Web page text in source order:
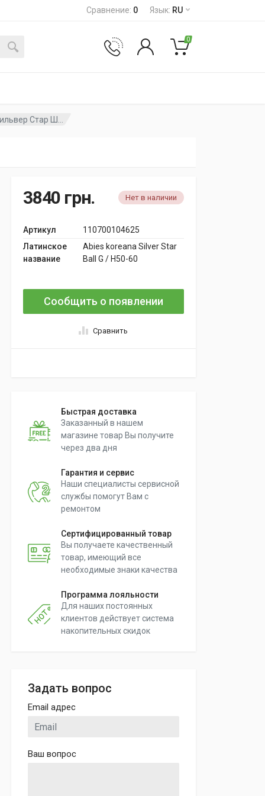
Сравнение: 0 Язык: RU
0
Стар Ш...
3840 грн. Нет в наличии
Артикул
110700104625
Латинское
название
Abies koreana Silver Star
Ball G / H50-60
Сообщить о появлении
Сравнить
Быстрая доставка
Заказанный в нашем
магазине товар Вы получите
через два дня
Гарантия и сервис
Наши специалисты сервисной
службы помогут Вам с
ремонтом
Сертифицированный товар
Вы получаете качественный
товар, имеющий все
необходимые знаки качества
Программа лояльности
Для наших постоянных
клиентов действует система
накопительных скидок
Задать вопрос
Email адрес
Ваш вопрос